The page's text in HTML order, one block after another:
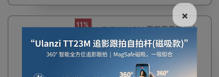
11%
FLEXWARM 飛樂思發熱頸巾
- 粉黛千鳥(連移動電源) | 5秒
升溫 | 三檔溫度 | 頸巾可水洗
×